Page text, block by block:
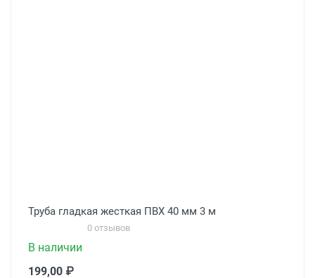
Труба гладкая жесткая ПВХ 40 мм 3 м
0 отзывов
В наличии
199,00 ₽